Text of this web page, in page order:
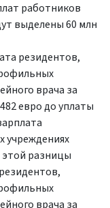
работников
выделены 60 млн
резидентов,
врача за
евро до уплаты
учреждениях
этой разницы
врача за